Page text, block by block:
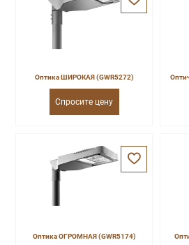
Оптика ШИРОКАЯ (GWR5272)
Спросите цену
Оптика ОГРОМНАЯ (GWR5174)